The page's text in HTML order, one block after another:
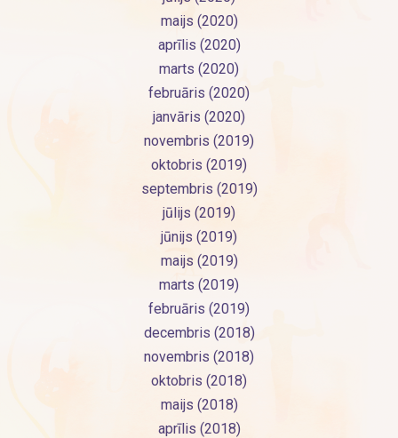
maijs (2020)
aprīlis (2020)
marts (2020)
februāris (2020)
janvāris (2020)
novembris (2019)
oktobris (2019)
septembris (2019)
jūlijs (2019)
jūnijs (2019)
maijs (2019)
marts (2019)
februāris (2019)
decembris (2018)
novembris (2018)
oktobris (2018)
maijs (2018)
aprīlis (2018)